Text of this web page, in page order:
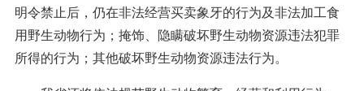
明令禁止后，仍在非法经营买卖象牙的行为及非法加工食
用野生动物行为；掩饰、隐瞒破坏野生动物资源违法犯罪
所得的行为；其他破坏野生动物资源违法行为。